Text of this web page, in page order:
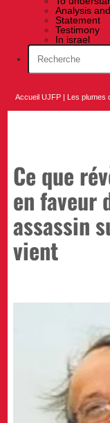
Analysis
Statement
Testimony
In israel
Accueil UJFP Les plumes
Ce que
en faveur
assassin
vient